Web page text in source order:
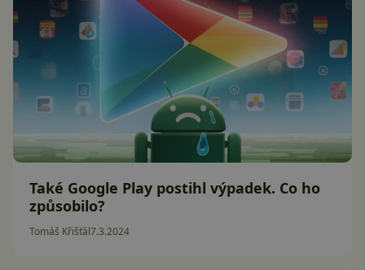
Také Google Play postihl výpadek. Co ho
způsobilo?
Tomáš Křišťál7.3.2024